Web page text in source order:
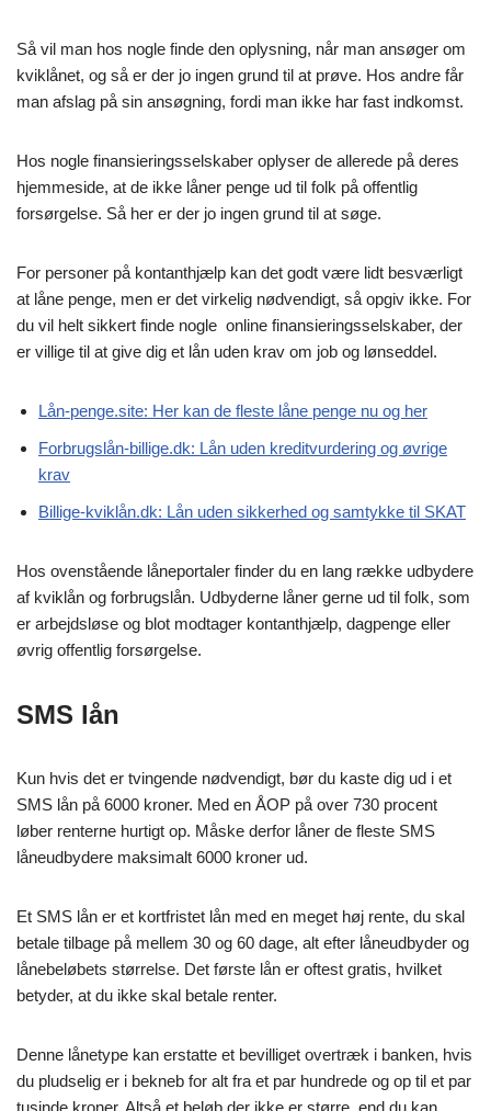
Så vil man hos nogle finde den oplysning, når man ansøger om
kviklånet, og så er der jo ingen grund til at prøve. Hos andre får
man afslag på sin ansøgning, fordi man ikke har fast indkomst.
Hos nogle finansieringsselskaber oplyser de allerede på deres
hjemmeside, at de ikke låner penge ud til folk på offentlig
forsørgelse. Så her er der jo ingen grund til at søge.
For personer på kontanthjælp kan det godt være lidt besværligt
at låne penge, men er det virkelig nødvendigt, så opgiv ikke. For
du vil helt sikkert finde nogle online finansieringsselskaber, der
er villige til at give dig et lån uden krav om job og lønseddel.
Lån-penge.site: Her kan de fleste låne penge nu og her
Forbrugslån-billige.dk: Lån uden kreditvurdering og øvrige
krav
Billige-kviklån.dk: Lån uden sikkerhed og samtykke til SKAT
Hos ovenstående låneportaler finder du en lang række udbydere
af kviklån og forbrugslån. Udbyderne låner gerne ud til folk, som
er arbejdsløse og blot modtager kontanthjælp, dagpenge eller
øvrig offentlig forsørgelse.
SMS lån
Kun hvis det er tvingende nødvendigt, bør du kaste dig ud i et
SMS lån på 6000 kroner. Med en ÅOP på over 730 procent
løber renterne hurtigt op. Måske derfor låner de fleste SMS
låneudbydere maksimalt 6000 kroner ud.
Et SMS lån er et kortfristet lån med en meget høj rente, du skal
betale tilbage på mellem 30 og 60 dage, alt efter låneudbyder og
lånebeløbets størrelse. Det første lån er oftest gratis, hvilket
betyder, at du ikke skal betale renter.
Denne lånetype kan erstatte et bevilliget overtræk i banken, hvis
du pludselig er i bekneb for alt fra et par hundrede og op til et par
tusinde kroner. Altså et beløb der ikke er større, end du kan